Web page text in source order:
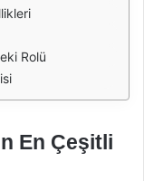
Rolü
En Çeşitli